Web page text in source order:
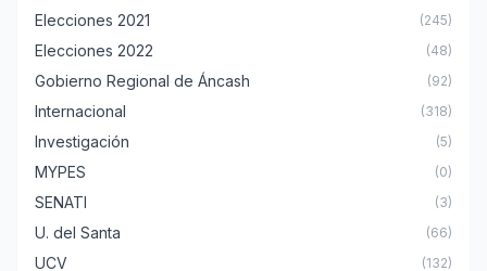
Elecciones 2021 (245)
Elecciones 2022 (48)
Gobierno Regional de Áncash (92)
Internacional (318)
Investigación (5)
MYPES (0)
SENATI (3)
U. del Santa (66)
UCV (132)